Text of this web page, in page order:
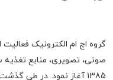
گروه اچ ام الکترونیک فعالیت
صوتی، تصویری، منابع
1385 آغاز نمود. در طی